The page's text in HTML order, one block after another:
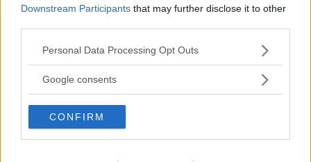
Downstream Participants that may further disclose it to other
Please note that this website/app uses one or more Google
not limited to your visit or usage behaviour. You may click to
use your data for below specified purposes in below Google
consent section.
Personal Data Processing Opt Outs
Google consents
CONFIRM
Gli uomini mi hanno sempre oggettificato
quando sono stata online – ha raccontato
– Ora
almeno mi pagano per dire queste cose.
Sugar mommy, cougar, milf: